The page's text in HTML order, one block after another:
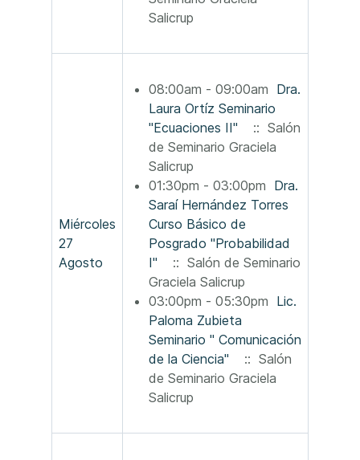
Salicrup
Miércoles
27
Agosto
08:00am - 09:00am Dra.
Laura Ortíz Seminario
"Ecuaciones II"
:: Salón
de Seminario Graciela
Salicrup
01:30pm - 03:00pm Dra.
Saraí Hernández Torres
Curso Básico de
Posgrado "Probabilidad
I"
:: Salón de Seminario
Graciela Salicrup
03:00pm - 05:30pm Lic.
Paloma Zubieta
Seminario " Comunicación
de la Ciencia"
:: Salón
de Seminario Graciela
Salicrup